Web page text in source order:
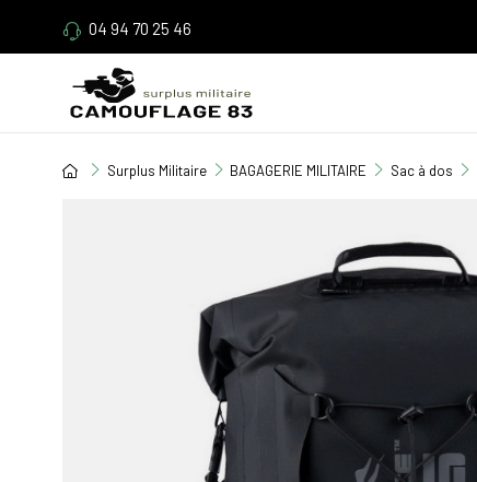
04 94 70 25 46
Surplus Militaire BAGAGERIE MILITAIRE Sac à dos